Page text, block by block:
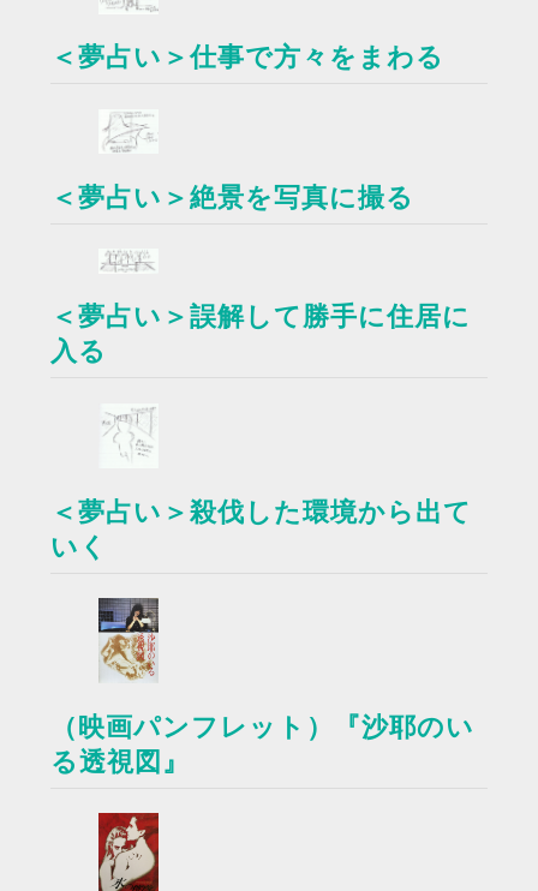
＜夢占い＞仕事で方々をまわる
＜夢占い＞絶景を写真に撮る
＜夢占い＞誤解して勝手に住居に
入る
＜夢占い＞殺伐した環境から出て
いく
（映画パンフレット）『沙耶のい
る透視図』